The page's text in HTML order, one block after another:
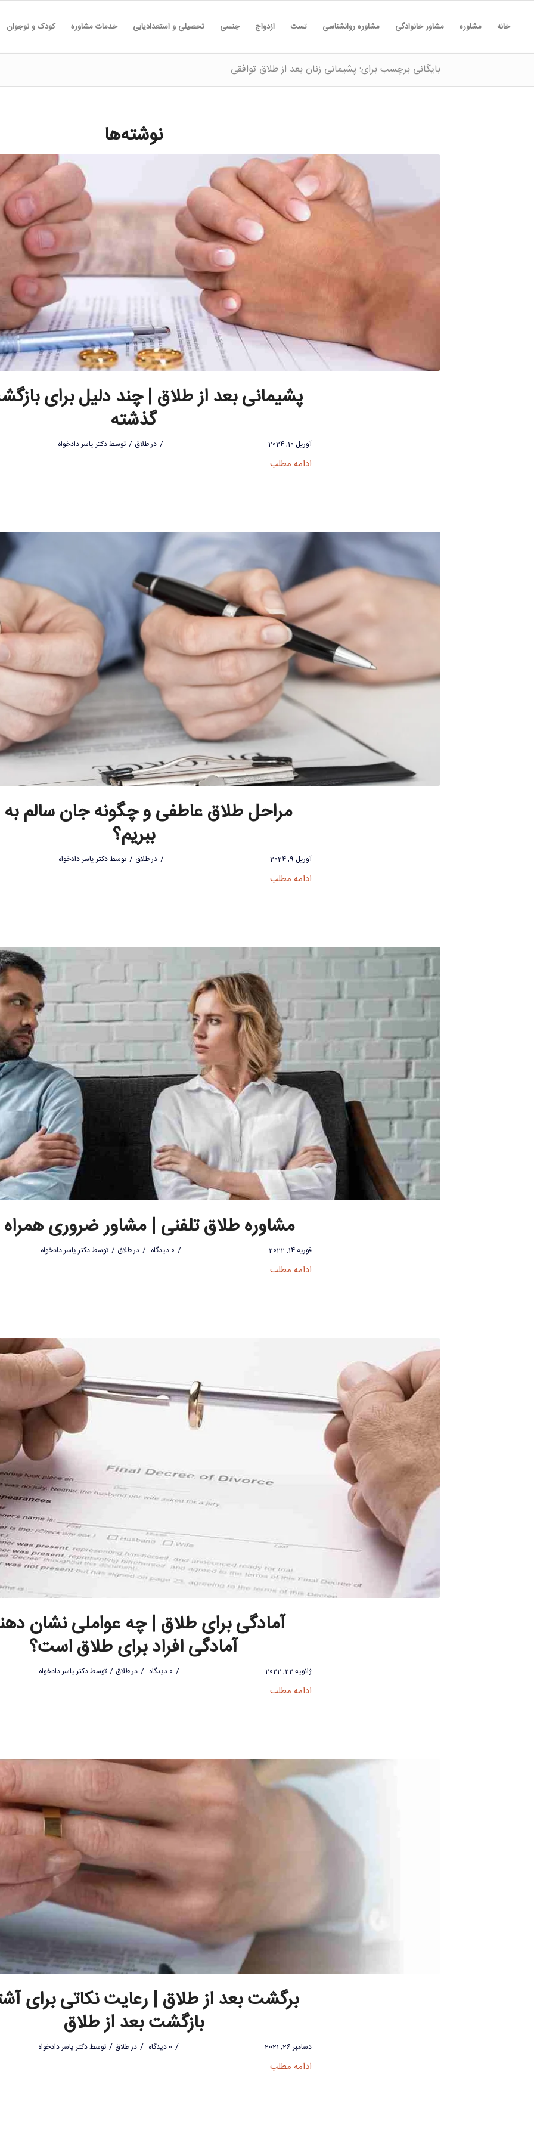
خانه مشاوره مشاور خانوادگی مشاوره روانشناسی تست ازدواج جنسی تحصیلی و استعدادیابی خدمات مشاوره کودک و نوجوان
بایگانی برچسب برای: پشیمانی زنان بعد از طلاق توافقی
نوشته‌ها
پشیمانی بعد از طلاق | چند دلیل برای
گذشته
آوریل 10, 2024 / درطلاق / توسطدکتر یاسر دادخواه
ادامه مطلب
مراحل طلاق عاطفی و چگونه جان سالم به
ببریم؟
آوریل 9, 2024 / درطلاق / توسطدکتر یاسر دادخواه
ادامه مطلب
مشاوره طلاق تلفنی | مشاور ضروری
فوریه 14, 2022 / 0 دیدگاه / درطلاق / توسطدکتر یاسر دادخواه
ادامه مطلب
آمادگی برای طلاق | چه عواملی نشان
آمادگی افراد برای طلاق است؟
ژانویه 22, 2022 / 0 دیدگاه / درطلاق / توسطدکتر یاسر دادخواه
ادامه مطلب
برگشت بعد از طلاق | رعایت نکاتی برای
بازگشت بعد از طلاق
دسامبر 26, 2021 / 0 دیدگاه / درطلاق / توسطدکتر یاسر دادخواه
ادامه مطلب